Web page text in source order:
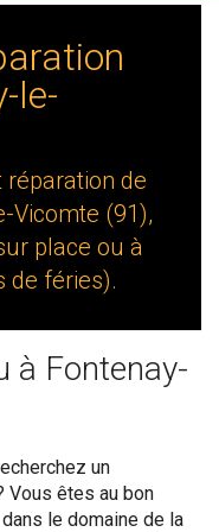
le-
réparation de
Vicomte (91),
place ou à
de féries).
à Fontenay-
un
Vous êtes au bon
le domaine de la